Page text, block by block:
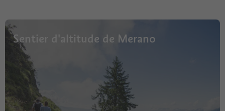
Sentier d'altitude de Merano